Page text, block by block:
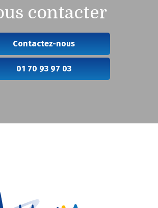
contacter
Contactez-nous
01 70 93 97 03